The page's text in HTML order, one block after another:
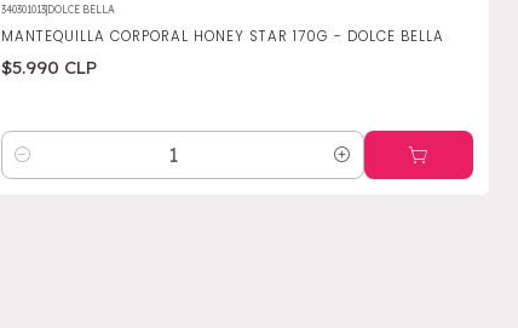
340301013| DOLCE BELLA
MANTEQUILLA CORPORAL HONEY STAR 170G - DOLCE BELLA
$5.990 CLP
Cantidad